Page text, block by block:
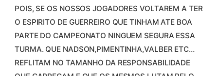
POIS, SE OS NOSSOS JOGADORES VOLTAREM A TER
O ESPIRITO DE GUERREIRO QUE TINHAM ATE BOA
PARTE DO CAMPEONATO NINGUEM SEGURA ESSA
TURMA. QUE NADSON,PIMENTINHA,VALBER ETC…
REFLITAM NO TAMANHO DA RESPONSABILIDADE